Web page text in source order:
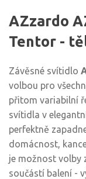
AZzardo
Tentor -
Závěsné svítidlo
volbou pro
přitom variabilní
svítidla v
perfektně
domácnost,
je možnost volby
součástí balení -